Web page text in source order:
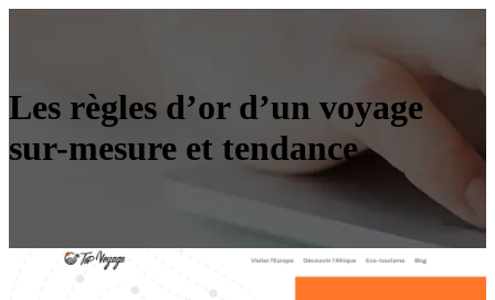
Les règles d’or d’un voyage
sur-mesure et tendance